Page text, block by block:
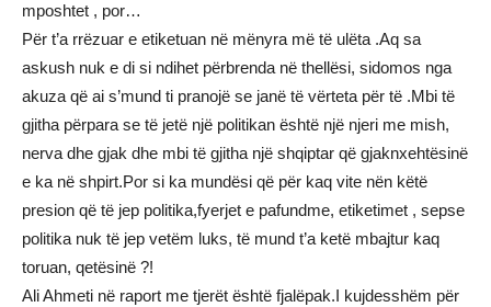
mposhtet , por…
Për t’a rrëzuar e etiketuan në mënyra më të ulëta .Aq sa
askush nuk e di si ndihet përbrenda në thellësi, sidomos nga
akuza që ai s’mund ti pranojë se janë të vërteta për të .Mbi të
gjitha përpara se të jetë një politikan është një njeri me mish,
nerva dhe gjak dhe mbi të gjitha një shqiptar që gjaknxehtësinë
e ka në shpirt.Por si ka mundësi që për kaq vite nën këtë
presion që të jep politika,fyerjet e pafundme, etiketimet , sepse
politika nuk të jep vetëm luks, të mund t’a ketë mbajtur kaq
toruan, qetësinë ?!
Ali Ahmeti në raport me tjerët është fjalëpak.I kujdesshëm për